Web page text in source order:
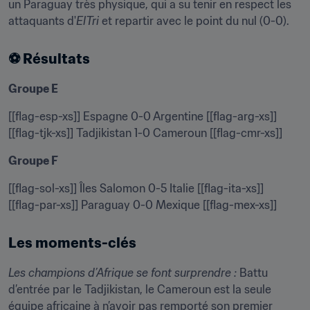
un Paraguay très physique, qui a su tenir en respect les
attaquants d'ElTri et repartir avec le point du nul (0-0).
⚽ Résultats
Groupe E
[[flag-esp-xs]] Espagne 0-0 Argentine [[flag-arg-xs]]
[[flag-tjk-xs]] Tadjikistan 1-0 Cameroun [[flag-cmr-xs]]
Groupe F
[[flag-sol-xs]] Îles Salomon 0-5 Italie [[flag-ita-xs]]
[[flag-par-xs]] Paraguay 0-0 Mexique [[flag-mex-xs]]
Les moments-clés
Les champions d’Afrique se font surprendre : Battu
d’entrée par le Tadjikistan, le Cameroun est la seule
équipe africaine à n’avoir pas remporté son premier